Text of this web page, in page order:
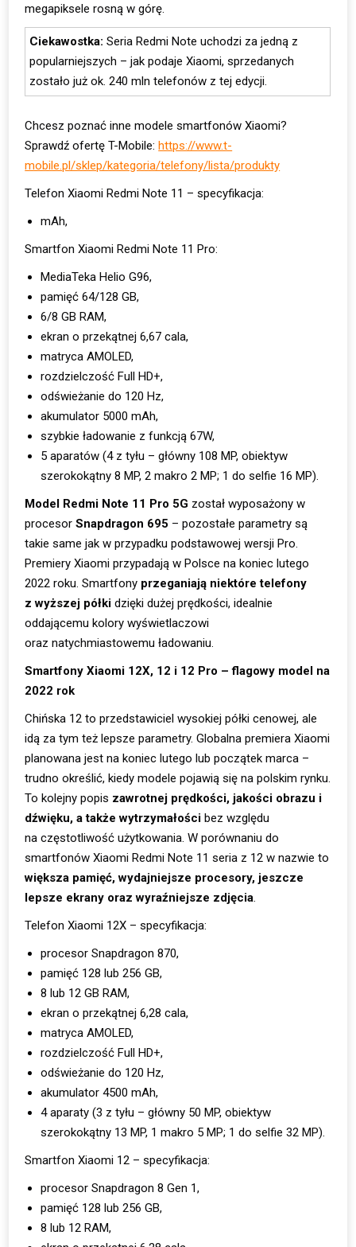
megapiksele rosną w górę.
Ciekawostka: Seria Redmi Note uchodzi za jedną z
popularniejszych – jak podaje Xiaomi, sprzedanych
zostało już ok. 240 mln telefonów z tej edycji.
Chcesz poznać inne modele smartfonów Xiaomi?
Sprawdź ofertę T-Mobile: https://www.t-
mobile.pl/sklep/kategoria/telefony/lista/produkty
Telefon Xiaomi Redmi Note 11 – specyfikacja:
mAh,
Smartfon Xiaomi Redmi Note 11 Pro:
MediaTeka Helio G96,
pamięć 64/128 GB,
6/8 GB RAM,
ekran o przekątnej 6,67 cala,
matryca AMOLED,
rozdzielczość Full HD+,
odświeżanie do 120 Hz,
akumulator 5000 mAh,
szybkie ładowanie z funkcją 67W,
5 aparatów (4 z tyłu – główny 108 MP, obiektyw
szerokokątny 8 MP, 2 makro 2 MP; 1 do selfie 16 MP).
Model Redmi Note 11 Pro 5G został wyposażony w
procesorSnapdragon 695 – pozostałe parametry są
takie same jak w przypadku podstawowej wersji Pro.
Premiery Xiaomi przypadają w Polsce na koniec lutego
2022 roku. Smartfony przeganiają niektóre telefony
z wyższej półki dzięki dużej prędkości, idealnie
oddającemu kolory wyświetlaczowi
oraz natychmiastowemu ładowaniu.
Smartfony Xiaomi 12X, 12 i 12 Pro – flagowy model na
2022 rok
Chińska 12 to przedstawiciel wysokiej półki cenowej, ale
idą za tym też lepsze parametry. Globalna premiera Xiaomi
planowana jest na koniec lutego lub początek marca –
trudno określić, kiedy modele pojawią się na polskim rynku.
To kolejny popis zawrotnej prędkości, jakości obrazu i
dźwięku, a także wytrzymałości bez względu
na częstotliwość użytkowania. W porównaniu do
smartfonów Xiaomi Redmi Note 11 seria z 12 w nazwie to
większa pamięć, wydajniejsze procesory, jeszcze
lepsze ekrany oraz wyraźniejsze zdjęcia.
Telefon Xiaomi 12X – specyfikacja:
procesor Snapdragon 870,
pamięć 128 lub 256 GB,
8 lub 12 GB RAM,
ekran o przekątnej 6,28 cala,
matryca AMOLED,
rozdzielczość Full HD+,
odświeżanie do 120 Hz,
akumulator 4500 mAh,
4 aparaty (3 z tyłu – główny 50 MP, obiektyw
szerokokątny 13 MP, 1 makro 5 MP; 1 do selfie 32 MP).
Smartfon Xiaomi 12 – specyfikacja:
procesor Snapdragon 8 Gen 1,
pamięć 128 lub 256 GB,
8 lub 12 RAM,